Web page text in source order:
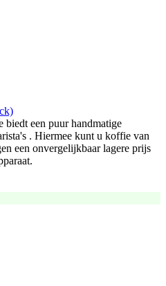
een puur handmatige
. Hiermee kunt u koffie van
een onvergelijkbaar lagere prijs